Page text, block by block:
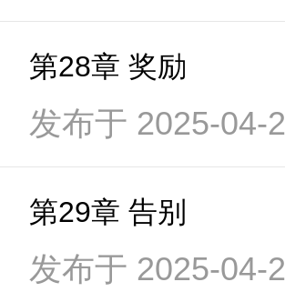
第28章 奖励
发布于 2025-04-
第29章 告别
发布于 2025-04-